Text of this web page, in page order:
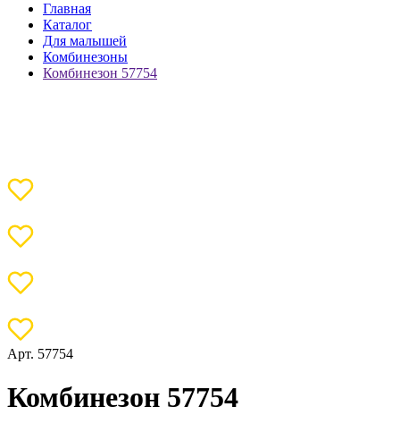
Главная
Каталог
Для малышей
Комбинезоны
Комбинезон 57754
Арт. 57754
Комбинезон 57754